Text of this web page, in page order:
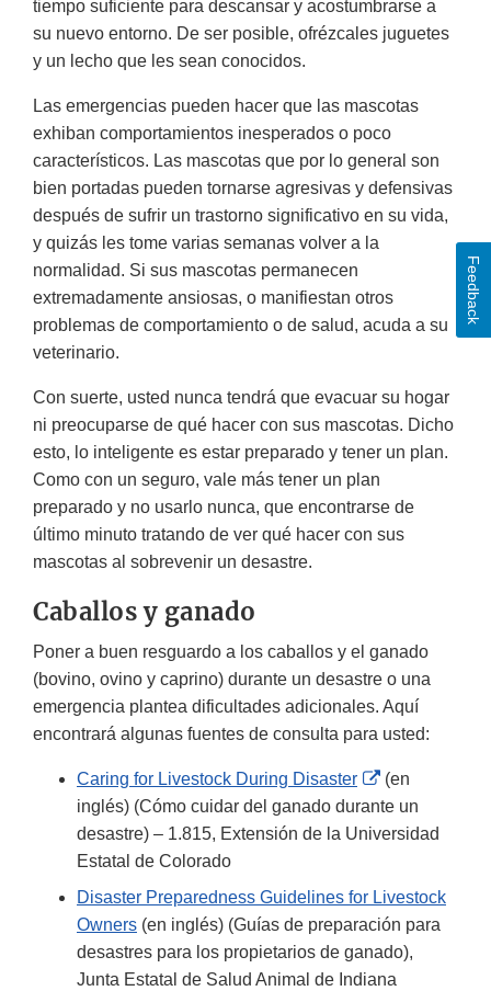
tiempo suficiente para descansar y acostumbrarse a
su nuevo entorno. De ser posible, ofrézcales juguetes
y un lecho que les sean conocidos.
Las emergencias pueden hacer que las mascotas
exhiban comportamientos inesperados o poco
característicos. Las mascotas que por lo general son
bien portadas pueden tornarse agresivas y defensivas
después de sufrir un trastorno significativo en su vida,
y quizás les tome varias semanas volver a la
normalidad. Si sus mascotas permanecen
extremadamente ansiosas, o manifiestan otros
problemas de comportamiento o de salud, acuda a su
veterinario.
Con suerte, usted nunca tendrá que evacuar su hogar
ni preocuparse de qué hacer con sus mascotas. Dicho
esto, lo inteligente es estar preparado y tener un plan.
Como con un seguro, vale más tener un plan
preparado y no usarlo nunca, que encontrarse de
último minuto tratando de ver qué hacer con sus
mascotas al sobrevenir un desastre.
Caballos y ganado
Poner a buen resguardo a los caballos y el ganado
(bovino, ovino y caprino) durante un desastre o una
emergencia plantea dificultades adicionales. Aquí
encontrará algunas fuentes de consulta para usted:
Caring for Livestock During Disaster
External
Link
Disclaimer
(en
inglés) (Cómo cuidar del ganado durante un
desastre) – 1.815, Extensión de la Universidad
Estatal de Colorado
Disaster Preparedness Guidelines for Livestock
Owners (en inglés) (Guías de preparación para
desastres para los propietarios de ganado),
Junta Estatal de Salud Animal de Indiana
Feedback